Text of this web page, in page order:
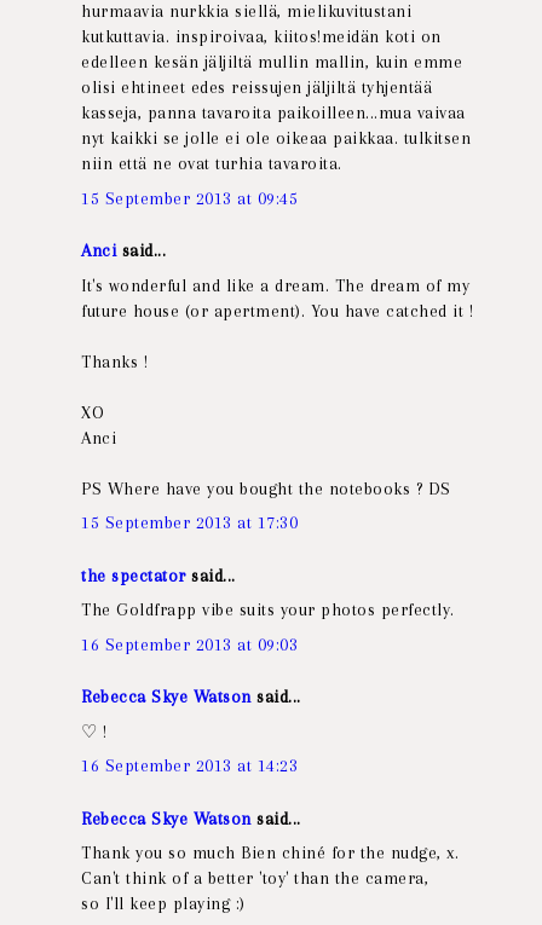
hurmaavia nurkkia siellä, mielikuvitustani
kutkuttavia. inspiroivaa, kiitos!meidän koti on
edelleen kesän jäljiltä mullin mallin, kuin emme
olisi ehtineet edes reissujen jäljiltä tyhjentää
kasseja, panna tavaroita paikoilleen...mua vaivaa
nyt kaikki se jolle ei ole oikeaa paikkaa. tulkitsen
niin että ne ovat turhia tavaroita.
15 September 2013 at 09:45
Ancisaid...
It's wonderful and like a dream. The dream of my
future house (or apertment). You have catched it !
Thanks !
XO
Anci
PS Where have you bought the notebooks ? DS
15 September 2013 at 17:30
the spectatorsaid...
The Goldfrapp vibe suits your photos perfectly.
16 September 2013 at 09:03
Rebecca Skye Watsonsaid...
♡ !
16 September 2013 at 14:23
Rebecca Skye Watson said...
Thank you so much Bien chiné for the nudge, x.
Can't think of a better 'toy' than the camera,
so I'll keep playing :)